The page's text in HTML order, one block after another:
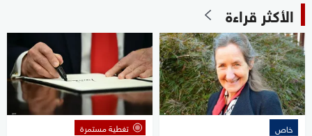
الأكثر قراءة
خاص تغطية مستمرة